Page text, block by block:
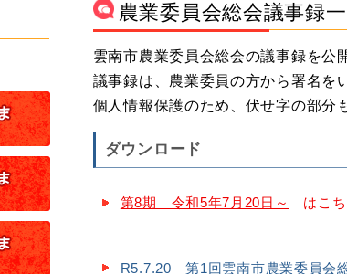
農業委員会総会議事録
雲南市農業委員会総会の議事録を公
議事録は、農業委員の方から署名を
個人情報保護のため、伏せ字の部分
ダウンロード
第8期 令和5年7月20日～ はこち
R5.7.20 第1回雲南市農業委員会